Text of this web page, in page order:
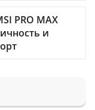
PRO MAX
и